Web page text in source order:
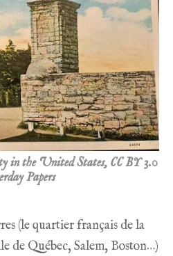
in the United States, CC BY 3.0
Papers
(le quartier français de la
de Québec, Salem, Boston…)